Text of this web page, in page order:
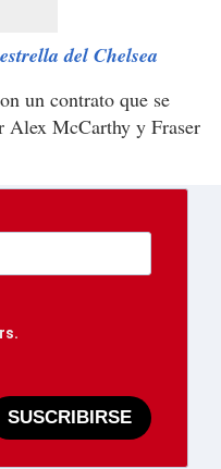
del Chelsea
un contrato que se
Alex McCarthy y Fraser
SUSCRIBIRSE